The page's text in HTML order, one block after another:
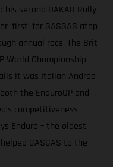
second DAKAR Rally
for GASGAS atop
annual race. The Brit
World Championship
it was Italian Andrea
the EnduroGP and
competitiveness
Enduro – the oldest
GASGAS to the